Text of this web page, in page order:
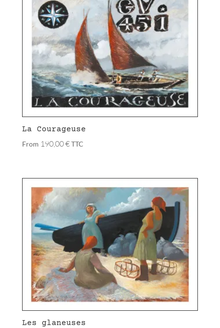
La Courageuse
From 190,00€TTC
Les glaneuses